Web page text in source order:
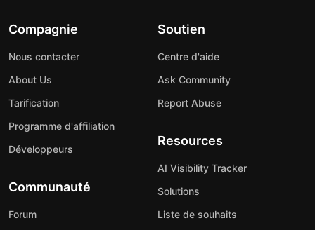
Compagnie
Nous contacter
About Us
Tarification
Programme d'affiliation
Développeurs
Communauté
Forum
Soutien
Centre d'aide
Ask Community
Report Abuse
Resources
AI Visibility Tracker
Solutions
Liste de souhaits